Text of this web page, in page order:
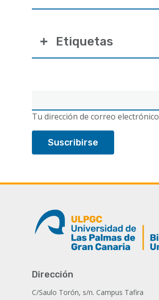
electrónico
Tu dirección de correo electrónico
Etiquetas
Dirección
C/Saulo Torón, s/n. Campus Tafira